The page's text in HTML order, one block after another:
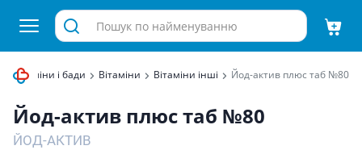
Вітаміни і бади Вітаміни Вітаміни інші Йод-актив плюс таб №80
Йод-актив плюс таб №80
ЙОД-АКТИВ